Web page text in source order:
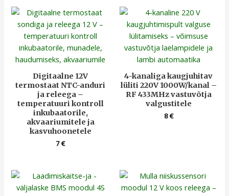
Digitaalne 12V
termostaat NTC-anduri
ja releega –
temperatuuri kontroll
inkubaatorile,
akvaariumitele ja
kasvuhoonetele
7€
4-kanaliga kaugjuhitav
lüliti 220V 1000W/kanal –
RF 433MHz vastuvõtja
valgustitele
8€